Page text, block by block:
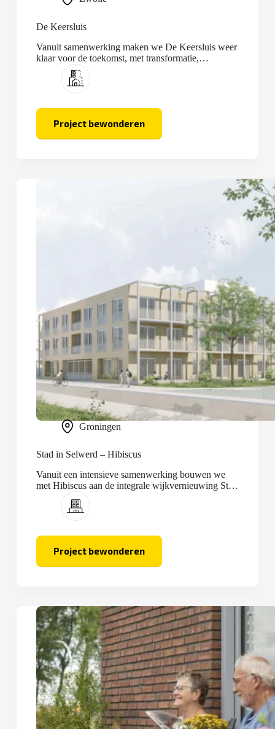
De Keersluis
Vanuit samenwerking maken we De Keersluis weer
klaar voor de toekomst, met transformatie,
optopping en nieuwbouw.
Project bewonderen
De
Keersluis
Groningen
Stad in Selwerd – Hibiscus
Vanuit een intensieve samenwerking bouwen we
met Hibiscus aan de integrale wijkvernieuwing Stad
in Selwerd.
Project bewonderen
Stad
in